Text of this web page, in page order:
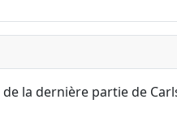
la dernière partie de